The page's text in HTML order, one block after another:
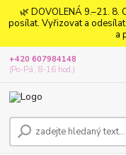
🌿 DOVOLENÁ 9.–21. 8.
posílat. Vyřizovat a
a
+420 607984148
(Po-Pá, 8-16 hod.)